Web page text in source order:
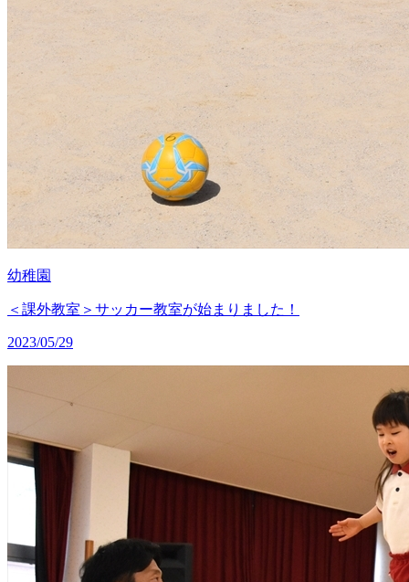
幼稚園
＜課外教室＞サッカー教室が始まりました！
2023/05/29